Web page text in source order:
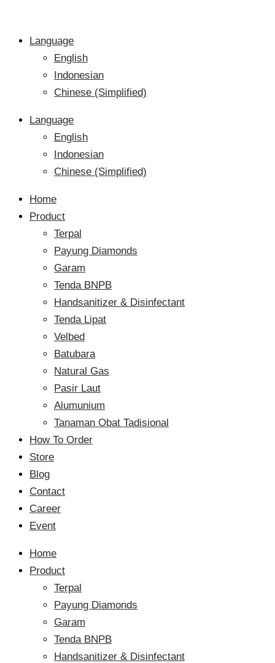
Language
English
Indonesian
Chinese (Simplified)
Language
English
Indonesian
Chinese (Simplified)
Home
Product
Terpal
Payung Diamonds
Garam
Tenda BNPB
Handsanitizer & Disinfectant
Tenda Lipat
Velbed
Batubara
Natural Gas
Pasir Laut
Alumunium
Tanaman Obat Tadisional
How To Order
Store
Blog
Contact
Career
Event
Home
Product
Terpal
Payung Diamonds
Garam
Tenda BNPB
Handsanitizer & Disinfectant